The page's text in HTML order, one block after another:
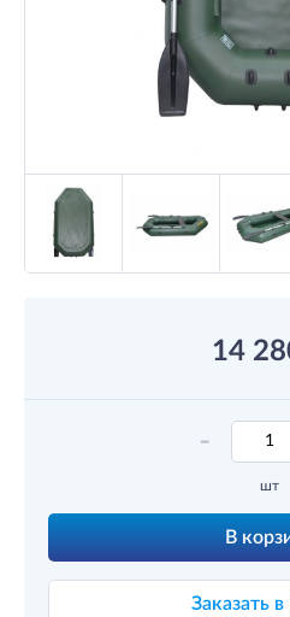
14
-
шт
В
Заказать